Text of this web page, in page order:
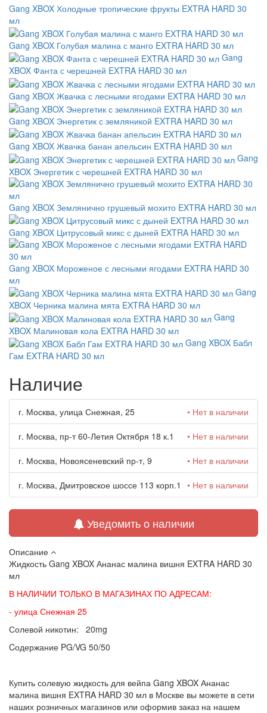
Gang XBOX Холодные тропические фрукты EXTRA HARD 30
мл
Gang XBOX Голубая малина с манго EXTRA HARD 30 мл
Gang
XBOX Фанта с черешней EXTRA HARD 30 мл
Gang XBOX Жвачка с лесными ягодами EXTRA HARD 30 мл
Gang XBOX Энергетик с земляникой EXTRA HARD 30 мл
Gang XBOX Жвачка банан апельсин EXTRA HARD 30 мл
Gang
XBOX Энергетик с черешней EXTRA HARD 30 мл
Gang XBOX Землянично грушевый мохито EXTRA HARD 30 мл
Gang XBOX Цитрусовый микс с дыней EXTRA HARD 30 мл
Gang XBOX Мороженое с лесными ягодами EXTRA HARD 30
мл
Gang
XBOX Черника малина мята EXTRA HARD 30 мл
Gang
XBOX Малиновая кола EXTRA HARD 30 мл
Gang XBOX Бабл
Гам EXTRA HARD 30 мл
Наличие
г. Москва, улица Снежная, 25 • Нет в наличии
г. Москва, пр-т 60-Летия Октября 18 к.1 • Нет в наличии
г. Москва, Новоясеневский пр-т, 9 • Нет в наличии
г. Москва, Дмитровское шоссе 113 корп.1 • Нет в наличии
Уведомить о наличии
Описание
Жидкость Gang XBOX Ананас малина вишня EXTRA HARD 30
мл
В НАЛИЧИИ ТОЛЬКО В МАГАЗИНАХ ПО АДРЕСАМ:
- улица Снежная 25
Солевой никотин: 20mg
Cодержание PG/VG 50/50
Купить солевую жидкость для вейпа Gang XBOX Ананас
малина вишня EXTRA HARD 30 мл в Москве вы можете в сети
наших розничных магазинов или оформив заказ на нашем